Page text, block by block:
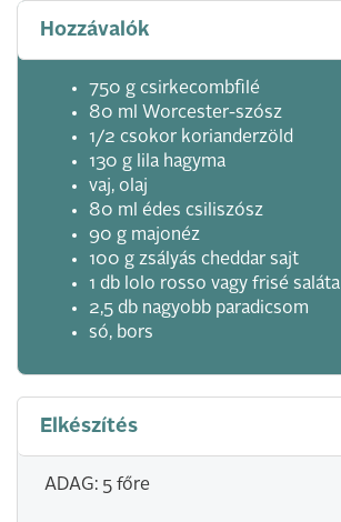
Hozzávalók
750 g csirkecombfilé
80 ml Worcester-szósz
1/2 csokor korianderzöld
130 g lila hagyma
vaj, olaj
80 ml édes csiliszósz
90 g majonéz
100 g zsályás cheddar sajt
1 db lolo rosso vagy frisé saláta
2,5 db nagyobb paradicsom
só, bors
Elkészítés
ADAG: 5 főre